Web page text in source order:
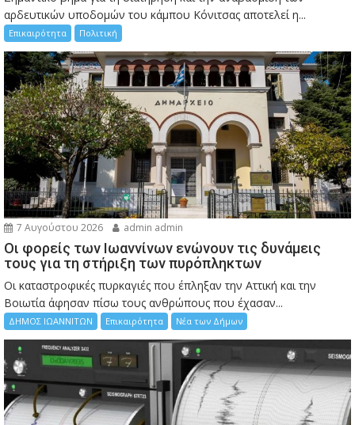
αρδευτικών υποδομών του κάμπου Κόνιτσας αποτελεί η...
Επικαιρότητα Πολιτική
7 Αυγούστου 2026 admin admin
Οι φορείς των Ιωαννίνων ενώνουν τις δυνάμεις
τους για τη στήριξη των πυρόπληκτων
Οι καταστροφικές πυρκαγιές που έπληξαν την Αττική και την
Bοιωτία άφησαν πίσω τους ανθρώπους που έχασαν...
ΔΗΜΟΣ ΙΩΑΝΝΙΤΩΝ Επικαιρότητα Νέα των Δήμων